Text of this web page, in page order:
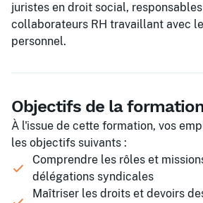
juristes en droit social,
collaborateurs RH travaillant avec
personnel.
Objectifs de la
À l'issue de cette formation, vos
les objectifs suivants :
Comprendre les rôles et
délégations syndicales
Maîtriser les droits et devoirs